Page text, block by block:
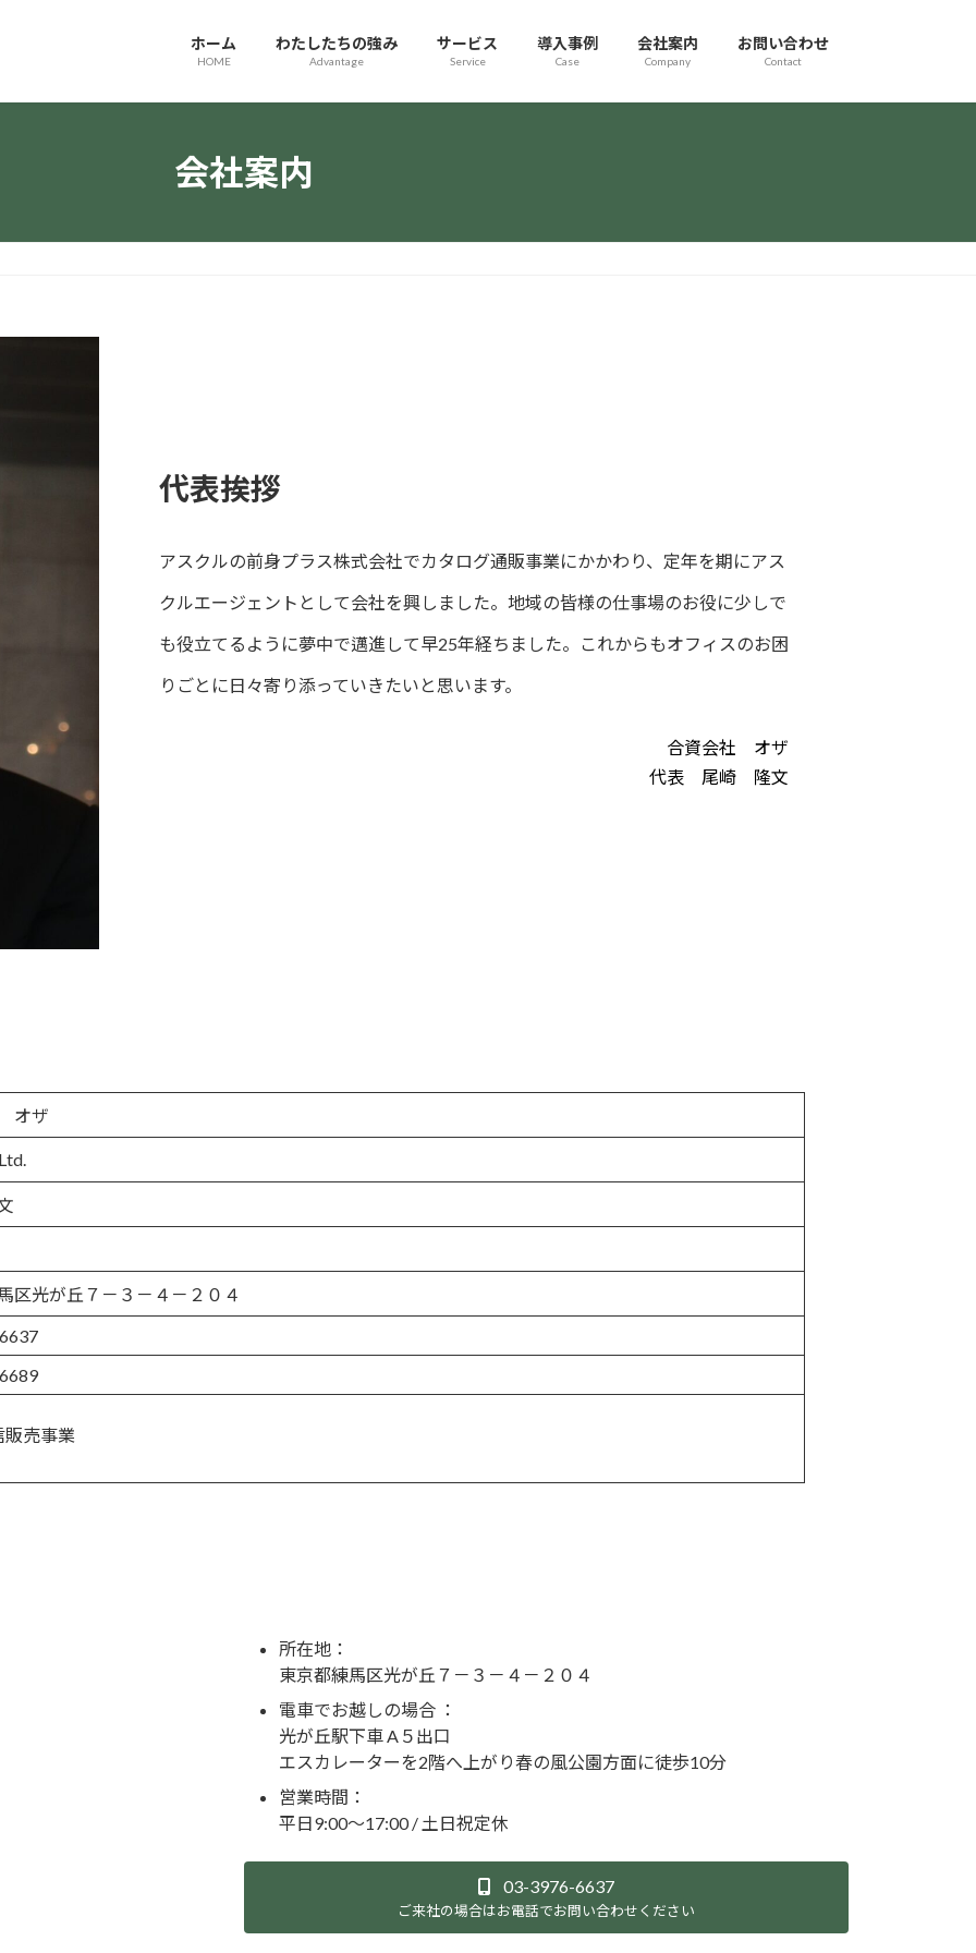
ホーム
HOME
わたしたちの強み
Advantage
サービス
Service
導入事例
Case
会社案内
Company
お問い合わせ
Contact
会社案内
代表挨拶
アスクルの前身プラス株式会社でカタログ通販事業にかかわり、定年を期にアス
クルエージェントとして会社を興しました。地域の皆様の仕事場のお役に少しで
も役立てるように夢中で邁進して早25年経ちました。これからもオフィスのお困
りごとに日々寄り添っていきたいと思います。
合資会社 オザ
代表 尾崎 隆文
オザ
区光が丘７－３－４－２０４
販売事業
所在地：
東京都練馬区光が丘７－３－４－２０４
電車でお越しの場合 ：
光が丘駅下車 A５出口
エスカレーターを2階へ上がり春の風公園方面に徒歩10分
営業時間：
平日9:00～17:00 / 土日祝定休
03-3976-6637
ご来社の場合はお電話でお問い合わせください